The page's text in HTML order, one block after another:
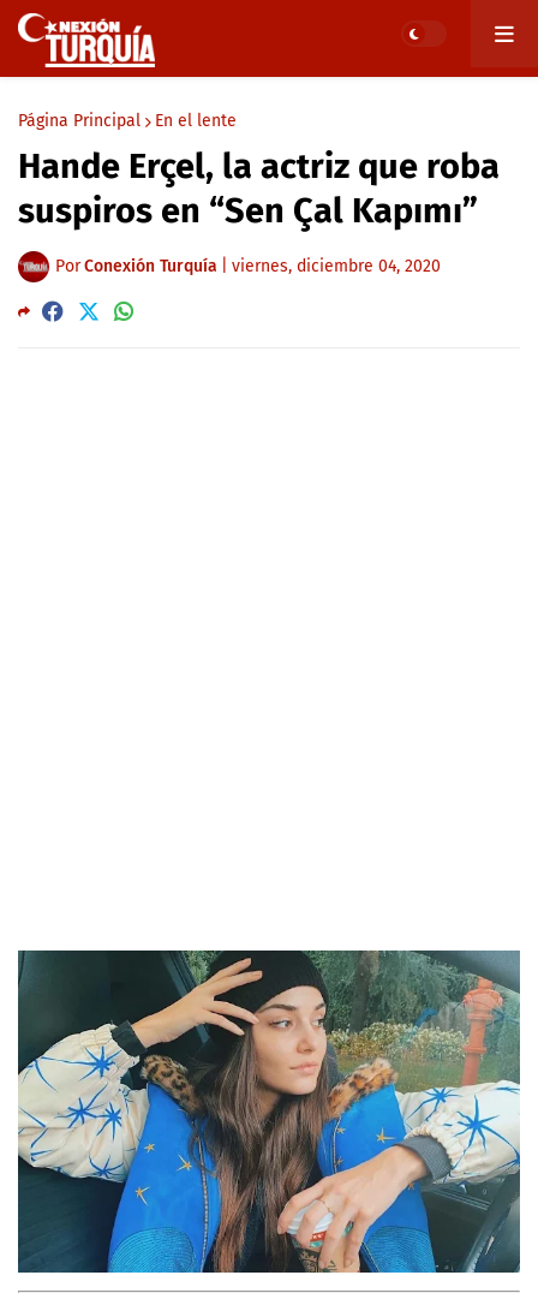
Página Principal En el lente
Hande Erçel, la actriz que roba
suspiros en “Sen Çal Kapımı”
PorConexión Turquía viernes, diciembre 04, 2020